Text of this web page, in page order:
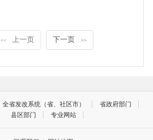
<< 上一页 下一页 >>
全省发改系统（省、社区市）
省政府部门
县区部门
专业网站